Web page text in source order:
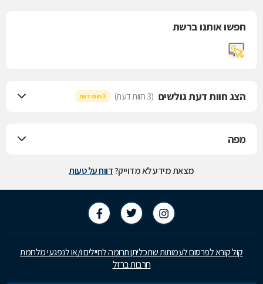
חפשו אותנו ברשת
הצג חוות דעת גולשים (3 חוות דעת) 3 חוות דעת
מפה
מצאת מידע לא מדוייק?דווח על טעות
קול קורא לפרסום לעמותות שתכליתן תרומה לחיילים ו/או לנפגעי מלחמת
חרבות ברזל